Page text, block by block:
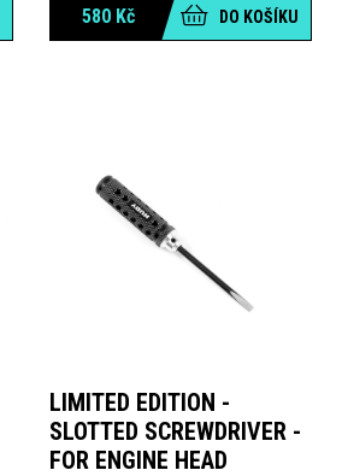
580 Kč DO KOŠÍKU
LIMITED EDITION -
SLOTTED SCREWDRIVER -
FOR ENGINE HEAD